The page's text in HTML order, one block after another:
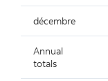
décembre
Annual
totals